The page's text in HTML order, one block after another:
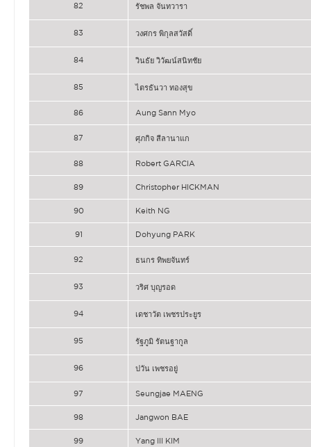
82 รัชพล จันทวารา
83 วงศกร พิกุลสวัสดิ์
84 วินธัย วิวัฒน์สนิทชัย
85 ไตรธันวา ทองสุข
86 Aung Sann Myo
87 ศุภกิจ สีลานาแก
88 Robert GARCIA
89 Christopher HICKMAN
90 Keith NG
91 Dohyung PARK
92 ธนกร ทิพยจันทร์
93 วริศ บุญรอด
94 เดชาวัต เพชรประยูร
95 รัฐภูมิ รัตนฐากูล
96 ปวัน เพชรอยู่
97 Seungjae MAENG
98 Jangwon BAE
99 Yang Ill KIM